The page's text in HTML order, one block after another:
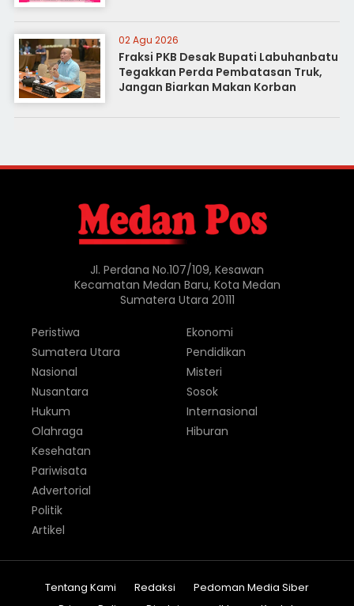
02 Agu 2026
Fraksi PKB Desak Bupati Labuhanbatu
Tegakkan Perda Pembatasan Truk,
Jangan Biarkan Makan Korban
Jl. Perdana No.107/109, Kesawan
Kecamatan Medan Baru, Kota Medan
Sumatera Utara 20111
Peristiwa
Sumatera Utara
Nasional
Nusantara
Hukum
Olahraga
Ekonomi
Pendidikan
Misteri
Sosok
Internasional
Hiburan
Kesehatan
Pariwisata
Advertorial
Politik
Artikel
Tentang Kami Redaksi
Pedoman Media Siber